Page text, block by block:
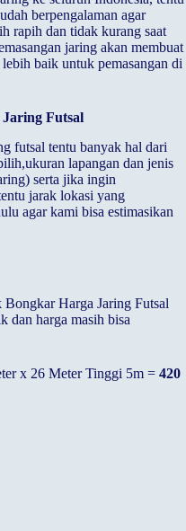
berpengalaman agar
rapih dan tidak kurang saat
jaring akan membuat
baik untuk pemasangan di
Futsal
futsal tentu banyak hal dari
lapangan dan jenis
serta jika ingin
jarak lokasi yang
agar kami bisa estimasikan
Harga Jaring Futsal
dan harga masih bisa
x 26 Meter Tinggi 5m = 420